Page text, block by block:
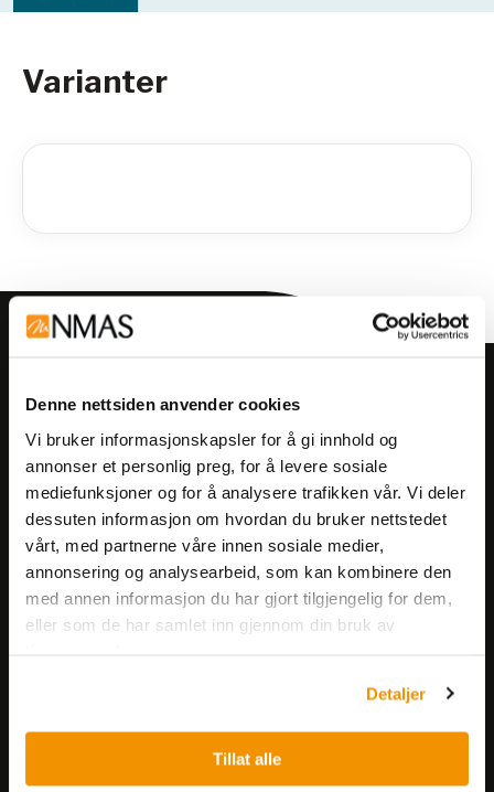
Denne nettsiden anvender cookies
Vi bruker informasjonskapsler for å gi innhold og
annonser et personlig preg, for å levere sosiale
mediefunksjoner og for å analysere trafikken vår. Vi deler
dessuten informasjon om hvordan du bruker nettstedet
vårt, med partnerne våre innen sosiale medier,
annonsering og analysearbeid, som kan kombinere den
med annen informasjon du har gjort tilgjengelig for dem,
eller som de har samlet inn gjennom din bruk av
Detaljer
Tillat alle
Varianter
Meld deg på vårt nyhetsbrev!
arrangementer og kampanjer.
Meld på nyhetsbrev
Nils Hansens vei 8